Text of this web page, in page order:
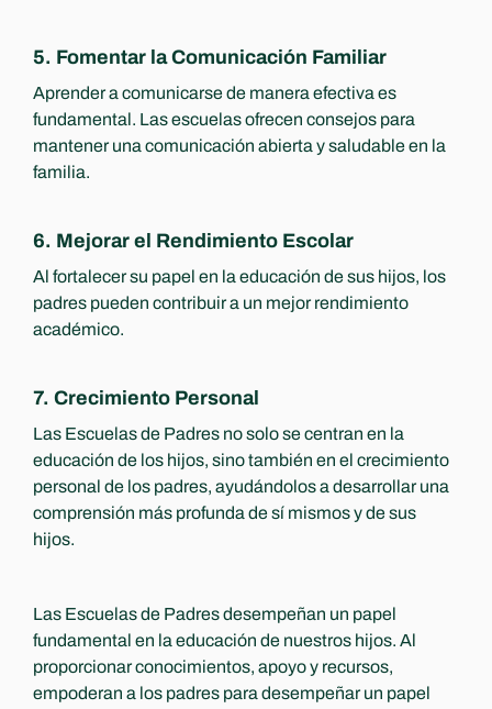
5. Fomentar la Comunicación Familiar
Aprender a comunicarse de manera efectiva es
fundamental. Las escuelas ofrecen consejos para
mantener una comunicación abierta y saludable en la
familia.
6. Mejorar el Rendimiento Escolar
Al fortalecer su papel en la educación de sus hijos, los
padres pueden contribuir a un mejor rendimiento
académico.
7. Crecimiento Personal
Las Escuelas de Padres no solo se centran en la
educación de los hijos, sino también en el crecimiento
personal de los padres, ayudándolos a desarrollar una
comprensión más profunda de sí mismos y de sus
hijos.
Las Escuelas de Padres desempeñan un papel
fundamental en la educación de nuestros hijos. Al
proporcionar conocimientos, apoyo y recursos,
empoderan a los padres para desempeñar un papel